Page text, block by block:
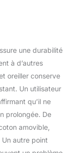
une durabilité
à d’autres
oreiller conserve
Un utilisateur
qu’il ne
prolongée. De
amovible,
autre point